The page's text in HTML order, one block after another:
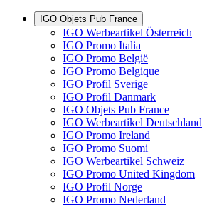
IGO Objets Pub France
IGO Werbeartikel Österreich
IGO Promo Italia
IGO Promo België
IGO Promo Belgique
IGO Profil Sverige
IGO Profil Danmark
IGO Objets Pub France
IGO Werbeartikel Deutschland
IGO Promo Ireland
IGO Promo Suomi
IGO Werbeartikel Schweiz
IGO Promo United Kingdom
IGO Profil Norge
IGO Promo Nederland